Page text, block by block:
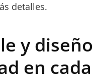
detalles.
y
en